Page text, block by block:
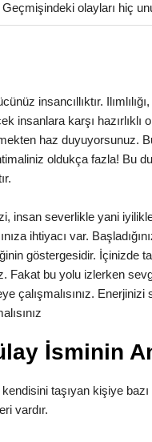
Geçmişindeki olayları hiç
insancıllıktır.
insanlara karşı
haz duyuyorsunuz.
oldukça fazla! Bu
insan severlikle yani
ihtiyacı var.
göstergesidir. İçinizde
Fakat bu yolu izlerken
çalışmalısınız.
İsminin
taşıyan kişiye
vardır.